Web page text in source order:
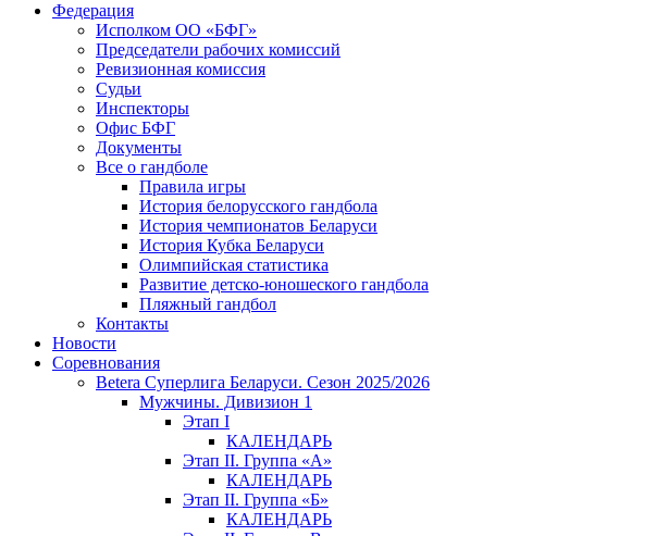
Федерация
Исполком ОО «БФГ»
Председатели рабочих комиссий
Ревизионная комиссия
Судьи
Инспекторы
Офис БФГ
Документы
Все о гандболе
Правила игры
История белорусского гандбола
История чемпионатов Беларуси
История Кубка Беларуси
Олимпийская статистика
Развитие детско-юношеского гандбола
Пляжный гандбол
Контакты
Новости
Соревнования
Betera Суперлига Беларуси. Сезон 2025/2026
Мужчины. Дивизион 1
Этап I
КАЛЕНДАРЬ
Этап II. Группа «А»
КАЛЕНДАРЬ
Этап II. Группа «Б»
КАЛЕНДАРЬ